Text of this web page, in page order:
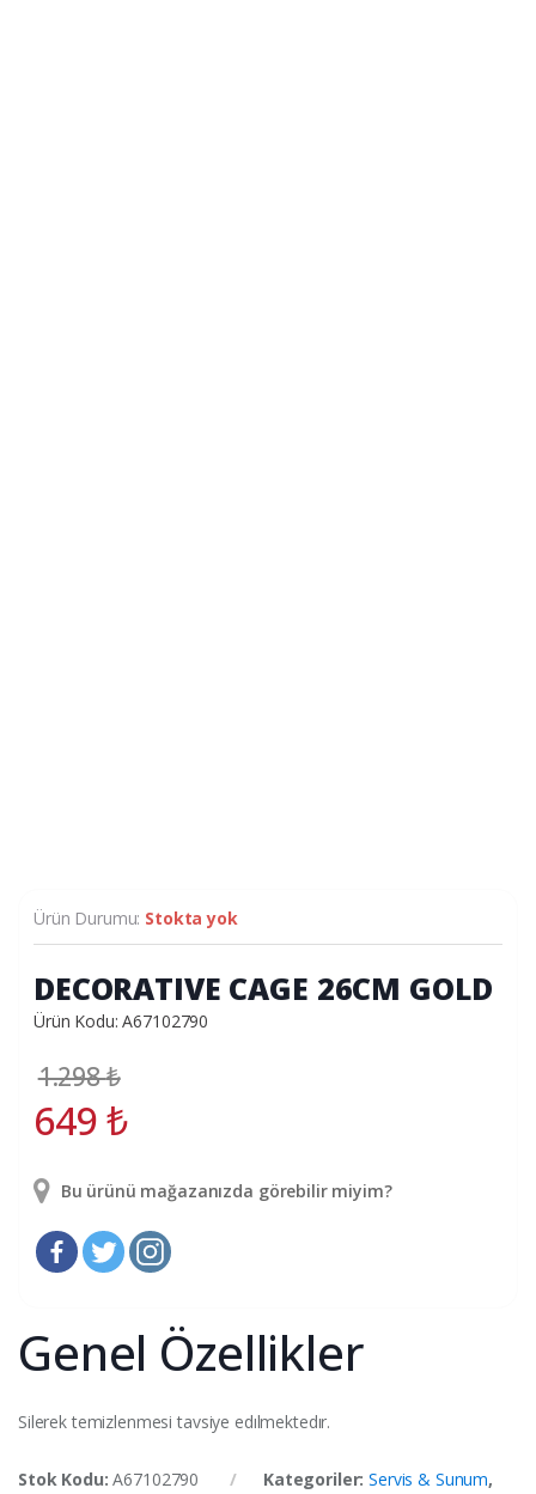
Ürün Durumu: Stokta yok
DECORATIVE CAGE 26CM GOLD
Ürün Kodu: A67102790
1.298₺
649₺
Bu ürünü mağazanızda görebilir miyim?
Genel Özellikler
Silerek temizlenmesi tavsiye edılmektedır.
Stok Kodu:A67102790 Kategoriler:Servis & Sunum,